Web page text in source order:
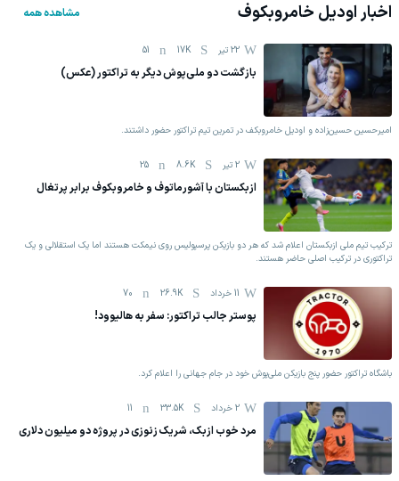
اخباراودیل خامروبکوف مشاهده همه
22 تیر 17K
51
بازگشت دو ملی‌پوش دیگر به تراکتور (عکس)
امیرحسین حسین‌زاده و اودیل خامروبکف در تمرین تیم تراکتور حضور داشتند.
2 تیر 8.6K
25
ازبکستان با آشورماتوف و خامروبکوف برابر پرتغال
ترکیب تیم ملی ازبکستان اعلام شد که هر دو بازیکن پرسپولیس روی نیمکت هستند اما یک استقلالی و یک
تراکتوری در ترکیب اصلی حاضر هستند.
11 خرداد 26.9K
70
پوستر جالب تراکتور: سفر به هالیوود!
باشگاه تراکتور حضور پنج بازیکن ملی‌‌‌پوش خود در جام جهانی را اعلام کرد.
2 خرداد 33.5K
11
مرد خوب ازبک، شریک زنوزی در پروژه دو میلیون دلاری